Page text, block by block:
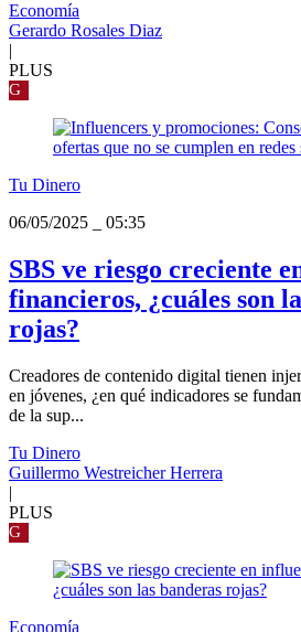
Economía
Gerardo Rosales Diaz
|
PLUS
G
Tu Dinero
06/05/2025
05:35
SBS ve riesgo creciente
financieros, ¿cuáles son
rojas?
Creadores de contenido digital tienen
en jóvenes, ¿en qué indicadores se
de la sup...
Tu Dinero
Guillermo Westreicher Herrera
|
PLUS
G
Economía